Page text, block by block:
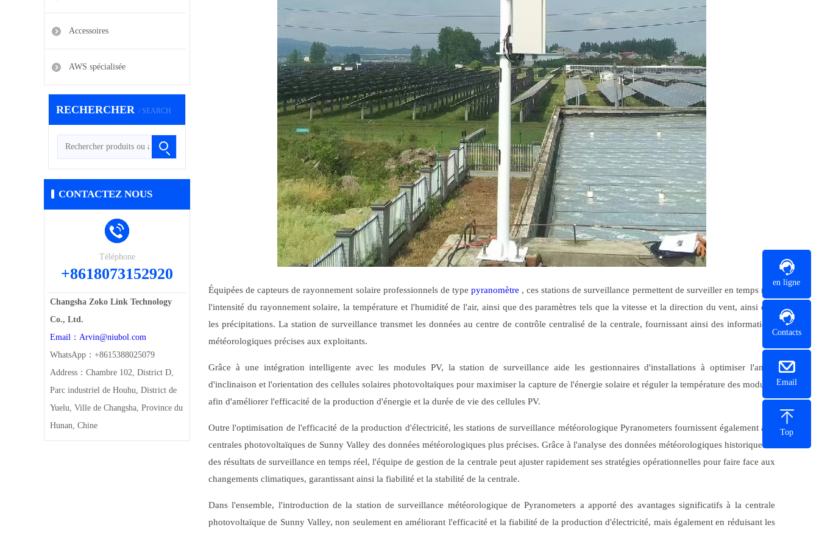
Accessoires
AWS spécialisée
RECHERCHER / SEARCH
CONTACTEZ NOUS
/ CONTACT US
Téléphone
+8618073152920
Changsha Zoko Link Technology
Co., Ltd.
Email：Arvin@niubol.com
WhatsApp：+8615388025079
Address：Chambre 102, District D,
Parc industriel de Houhu, District de
Yuelu, Ville de Changsha, Province du
Hunan, Chine
Équipées de capteurs de rayonnement solaire professionnels de type pyranomètre , ces stations de surveillance permettent de surveiller en temps réel
l'intensité du rayonnement solaire, la température et l'humidité de l'air, ainsi que des paramètres tels que la vitesse et la direction du vent, ainsi que
les précipitations. La station de surveillance transmet les données au centre de contrôle centralisé de la centrale, fournissant ainsi des informations
météorologiques précises aux exploitants.
Grâce à une intégration intelligente avec les modules PV, la station de surveillance aide les gestionnaires d'installations à optimiser l'angle
d'inclinaison et l'orientation des cellules solaires photovoltaïques pour maximiser la capture de l'énergie solaire et réguler la température des modules
afin d'améliorer l'efficacité de la production d'énergie et la durée de vie des cellules PV.
Outre l'optimisation de l'efficacité de la production d'électricité, les stations de surveillance météorologique Pyranometers fournissent également aux
centrales photovoltaïques de Sunny Valley des données météorologiques plus précises. Grâce à l'analyse des données météorologiques historiques et
des résultats de surveillance en temps réel, l'équipe de gestion de la centrale peut ajuster rapidement ses stratégies opérationnelles pour faire face aux
changements climatiques, garantissant ainsi la fiabilité et la stabilité de la centrale.
Dans l'ensemble, l'introduction de la station de surveillance météorologique de Pyranometers a apporté des avantages significatifs à la centrale
photovoltaïque de Sunny Valley, non seulement en améliorant l'efficacité et la fiabilité de la production d'électricité, mais également en réduisant les
en ligne
Contacts
Email
Top